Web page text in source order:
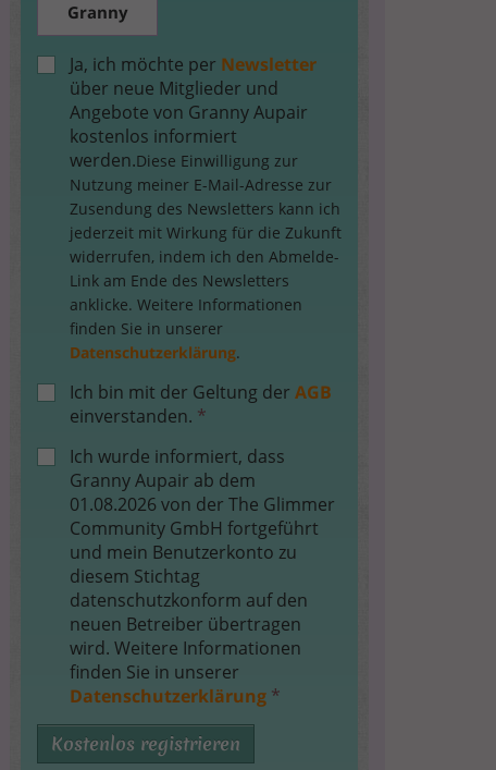
Granny
Ja, ich möchte per Newsletter
über neue Mitglieder und
Angebote von Granny Aupair
kostenlos informiert
werden.Diese Einwilligung zur
Nutzung meiner E-Mail-Adresse zur
Zusendung des Newsletters kann ich
jederzeit mit Wirkung für die Zukunft
widerrufen, indem ich den Abmelde-
Link am Ende des Newsletters
anklicke. Weitere Informationen
finden Sie in unserer
Datenschutzerklärung.
Ich bin mit der Geltung der AGB
einverstanden. *
Ich wurde informiert, dass
Granny Aupair ab dem
01.08.2026 von der The Glimmer
Community GmbH fortgeführt
und mein Benutzerkonto zu
diesem Stichtag
datenschutzkonform auf den
neuen Betreiber übertragen
wird. Weitere Informationen
finden Sie in unserer
Datenschutzerklärung *
Kostenlos registrieren